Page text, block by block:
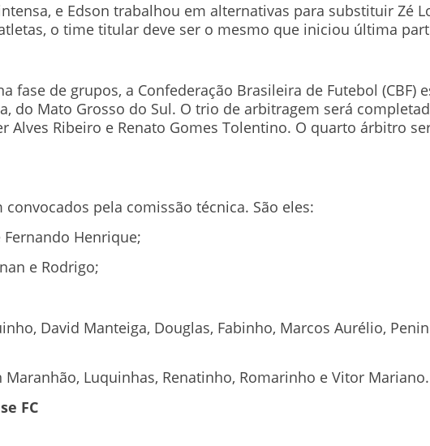
e Edson trabalhou em alternativas para substituir Zé
o time titular deve ser o mesmo que iniciou última
fase de grupos, a Confederação Brasileira de Futebol (CBF)
do Mato Grosso do Sul. O trio de arbitragem será
Alves Ribeiro e Renato Gomes Tolentino. O quarto árbitro
pela comissão técnica. São eles:
Henrique;
e Rodrigo;
David Manteiga, Douglas, Fabinho, Marcos Aurélio,
Maranhão, Luquinhas, Renatinho, Romarinho e Vitor Mariano.
FC